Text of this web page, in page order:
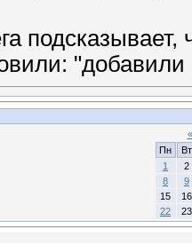
подсказывает,
"добавили
«
Пн
Вт
1
2
8
9
15
16
22
23